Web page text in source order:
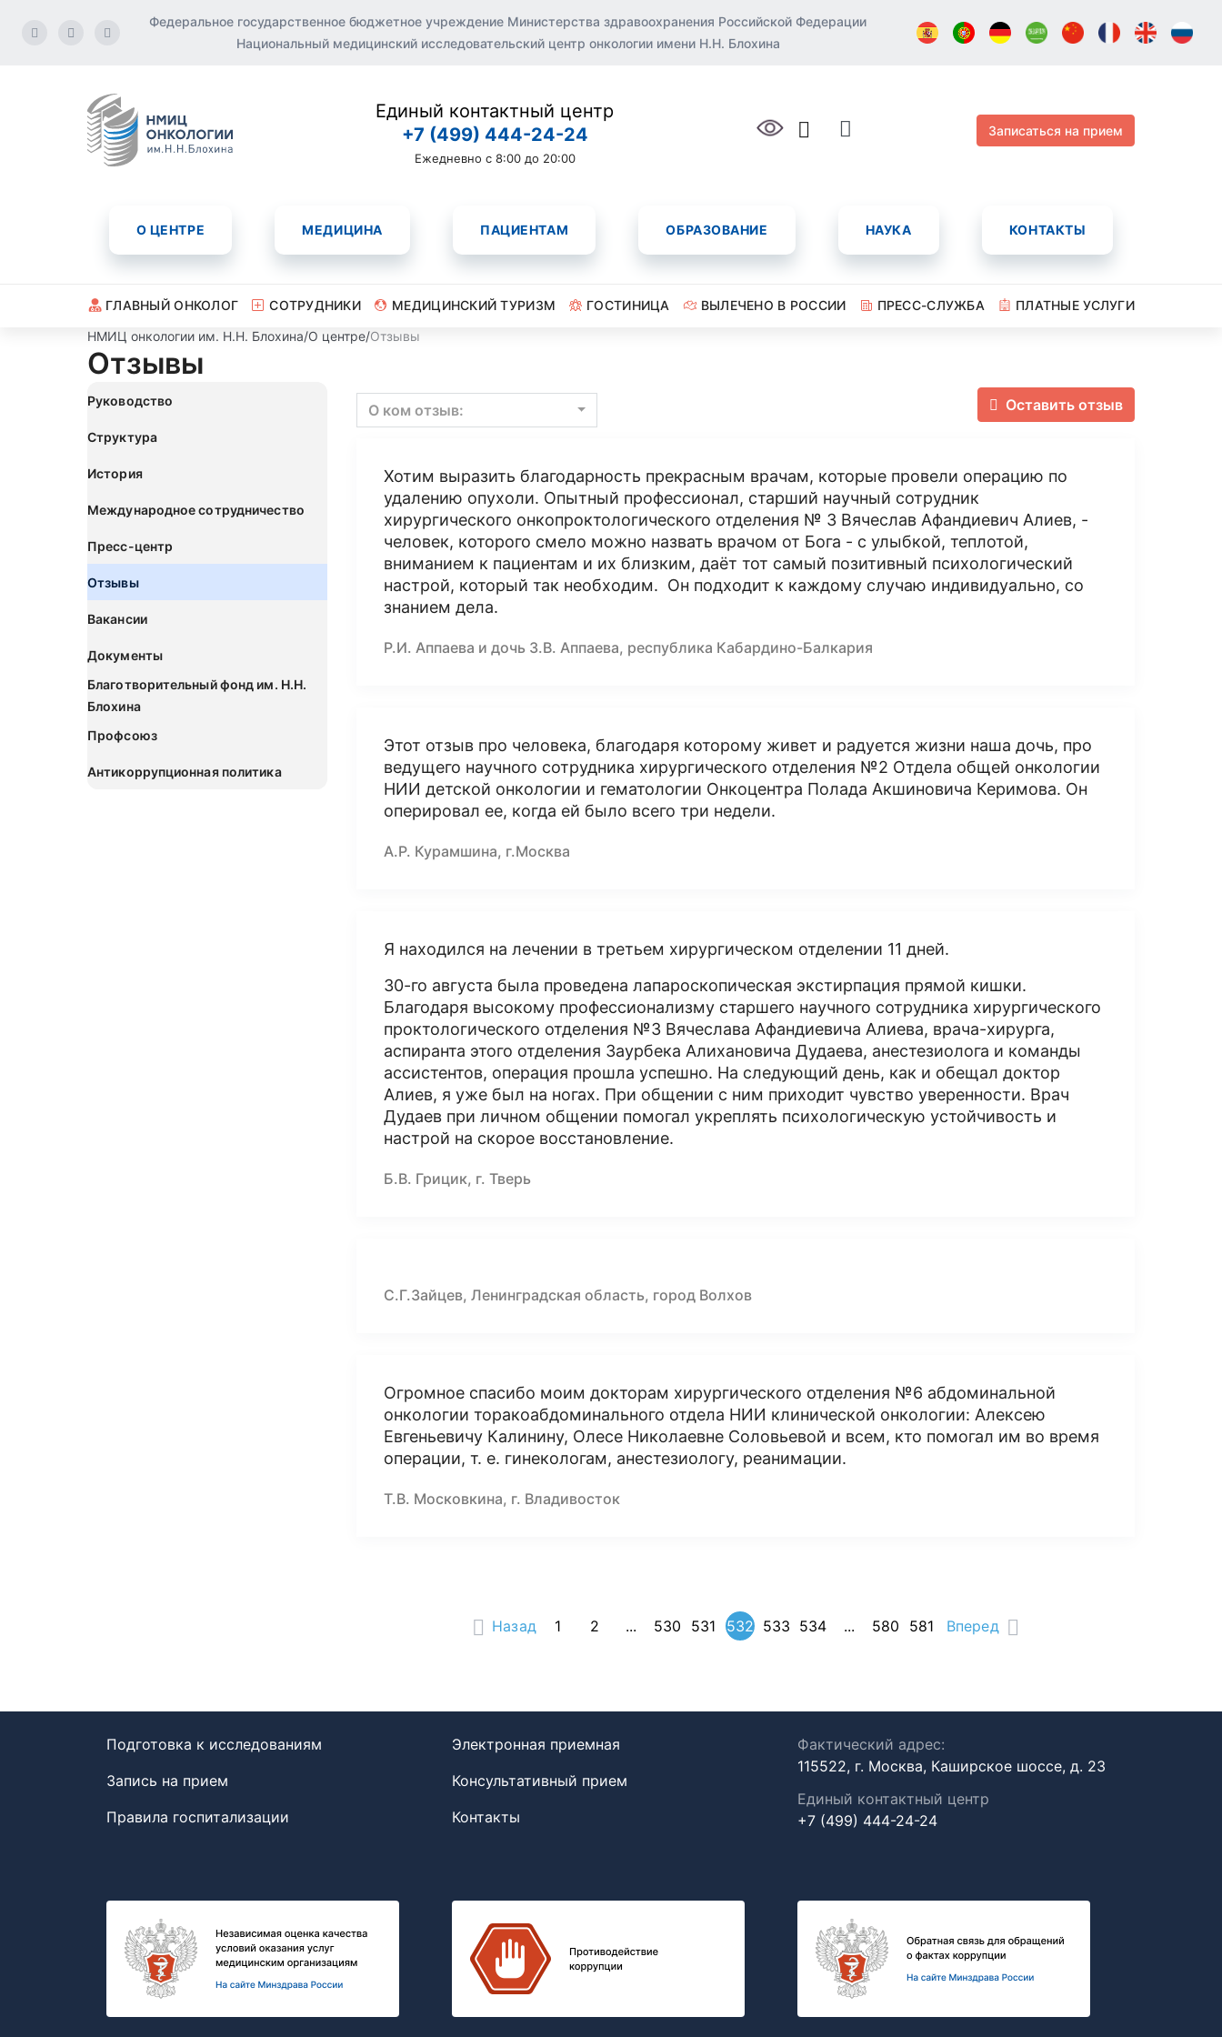
Федеральное государственное бюджетное учреждение Министерства здравоохранения Российской Федерации
Национальный медицинский исследовательский центр онкологии имени Н.Н. Блохина
Единый контактный центр
+7 (499) 444-24-24
Ежедневно с 8:00 до 20:00
Записаться на прием
О ЦЕНТРЕ МЕДИЦИНА ПАЦИЕНТАМ ОБРАЗОВАНИЕ НАУКА КОНТАКТЫ
ГЛАВНЫЙ ОНКОЛОГ СОТРУДНИКИ МЕДИЦИНСКИЙ ТУРИЗМ ГОСТИНИЦА ВЫЛЕЧЕНО В РОССИИ ПРЕСС-СЛУЖБА
ПЛАТНЫЕ УСЛУГИ
НМИЦ онкологии им. Н.Н. Блохина/О центре/Отзывы
Отзывы
Руководство
Структура
История
Международное сотрудничество
Пресс-центр
Отзывы
Вакансии
Документы
Благотворительный фонд им. Н.Н.
Блохина
Профсоюз
Антикоррупционная политика
Оставить отзыв
О ком отзыв:
Хотим выразить благодарность прекрасным врачам, которые провели операцию по
удалению опухоли. Опытный профессионал, старший научный сотрудник
хирургического онкопроктологического отделения № 3 Вячеслав Афандиевич Алиев, -
человек, которого смело можно назвать врачом от Бога - с улыбкой, теплотой,
вниманием к пациентам и их близким, даёт тот самый позитивный психологический
настрой, который так необходим. Он подходит к каждому случаю индивидуально, со
знанием дела.
Р.И. Аппаева и дочь З.В. Аппаева, республика Кабардино-Балкария
Этот отзыв про человека, благодаря которому живет и радуется жизни наша дочь, про
ведущего научного сотрудника хирургического отделения №2 Отдела общей онкологии
НИИ детской онкологии и гематологии Онкоцентра Полада Акшиновича Керимова. Он
оперировал ее, когда ей было всего три недели.
А.Р. Курамшина, г.Москва
Я находился на лечении в третьем хирургическом отделении 11 дней.
30-го августа была проведена лапароскопическая экстирпация прямой кишки.
Благодаря высокому профессионализму старшего научного сотрудника хирургического
проктологического отделения №3 Вячеслава Афандиевича Алиева, врача-хирурга,
аспиранта этого отделения Заурбека Алихановича Дудаева, анестезиолога и команды
ассистентов, операция прошла успешно. На следующий день, как и обещал доктор
Алиев, я уже был на ногах. При общении с ним приходит чувство уверенности. Врач
Дудаев при личном общении помогал укреплять психологическую устойчивость и
настрой на скорое восстановление.
Б.В. Грицик, г. Тверь
С.Г.Зайцев, Ленинградская область, город Волхов
Огромное спасибо моим докторам хирургического отделения №6 абдоминальной
онкологии торакоабдоминального отдела НИИ клинической онкологии: Алексею
Евгеньевичу Калинину, Олесе Николаевне Соловьевой и всем, кто помогал им во время
операции, т. е. гинекологам, анестезиологу, реанимации.
Т.В. Московкина, г. Владивосток
Назад 1 2 ... 530 531 532 533 534 ... 580 581 Вперед
Подготовка к исследованиям
Запись на прием
Правила госпитализации
Электронная приемная
Консультативный прием
Контакты
Фактический адрес:
115522, г. Москва, Каширское шоссе, д. 23
Единый контактный центр
+7 (499) 444-24-24